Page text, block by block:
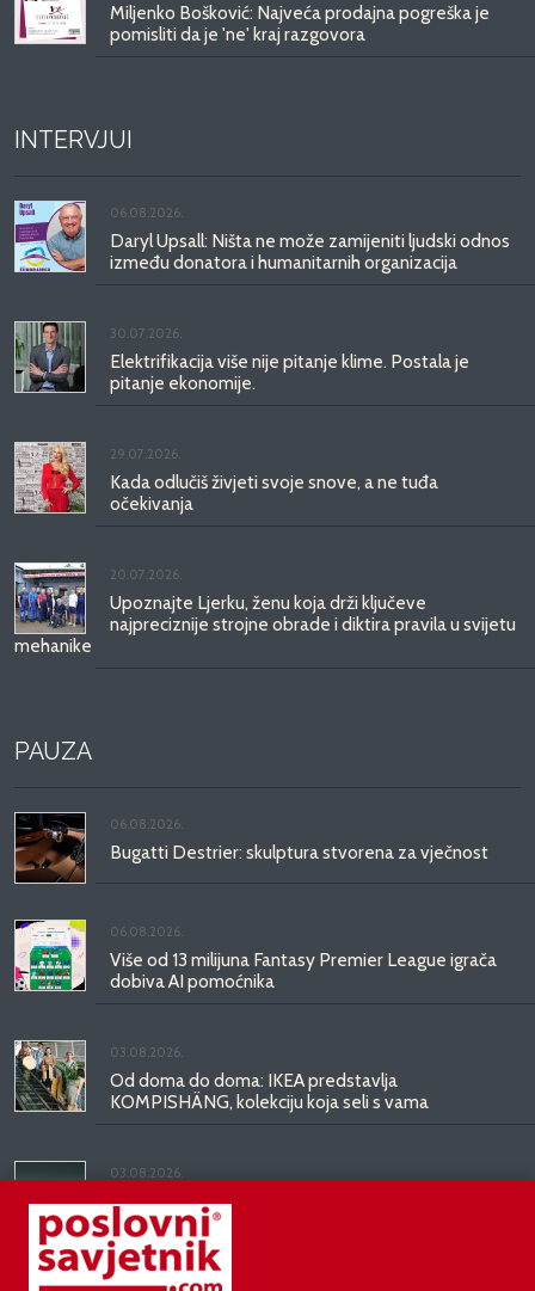
Miljenko Bošković: Najveća prodajna pogreška je
pomisliti da je 'ne' kraj razgovora
INTERVJUI
06.08.2026.
Daryl Upsall: Ništa ne može zamijeniti ljudski odnos
između donatora i humanitarnih organizacija
30.07.2026.
Elektrifikacija više nije pitanje klime. Postala je
pitanje ekonomije.
29.07.2026.
Kada odlučiš živjeti svoje snove, a ne tuđa
očekivanja
20.07.2026.
Upoznajte Ljerku, ženu koja drži ključeve
najpreciznije strojne obrade i diktira pravila u svijetu
mehanike
PAUZA
06.08.2026.
Bugatti Destrier: skulptura stvorena za vječnost
06.08.2026.
Više od 13 milijuna Fantasy Premier League igrača
dobiva AI pomoćnika
03.08.2026.
Od doma do doma: IKEA predstavlja
KOMPISHÄNG, kolekciju koja seli s vama
03.08.2026.
Kineski BYD predstavio luksuznu limuzinu veću od
Mercedesove S-klase, obećava domet do 1.000
kilometara